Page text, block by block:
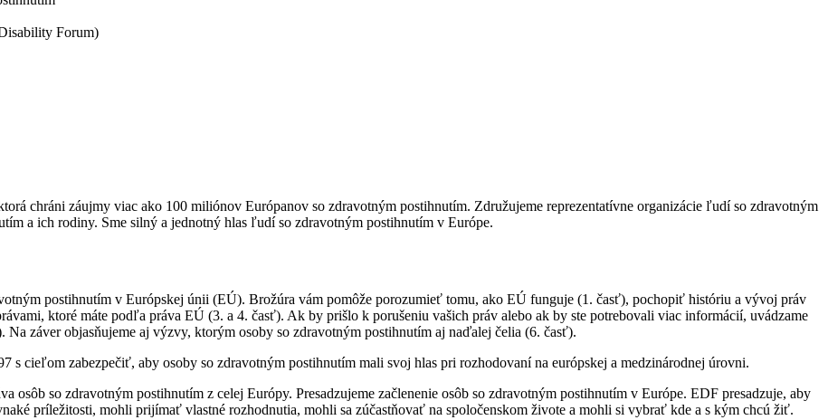
Forum)
chráni záujmy viac ako 100 miliónov Európanov so zdravotným postihnutím. Združujeme reprezentatívne organizácie ľudí so zdravotným
a ich rodiny. Sme silný a jednotný hlas ľudí so zdravotným postihnutím v Európe.
postihnutím v Európskej únii (EÚ). Brožúra vám pomôže porozumieť tomu, ako EÚ funguje (1. časť), pochopiť históriu a vývoj práv
ktoré máte podľa práva EÚ (3. a 4. časť). Ak by prišlo k porušeniu vašich práv alebo ak by ste potrebovali viac informácií, uvádzame
Na záver objasňujeme aj výzvy, ktorým osoby so zdravotným postihnutím aj naďalej čelia (6. časť).
cieľom zabezpečiť, aby osoby so zdravotným postihnutím mali svoj hlas pri rozhodovaní na európskej a medzinárodnej úrovni.
osôb so zdravotným postihnutím z celej Európy. Presadzujeme začlenenie osôb so zdravotným postihnutím v Európe. EDF presadzuje, aby
príležitosti, mohli prijímať vlastné rozhodnutia, mohli sa zúčastňovať na spoločenskom živote a mohli si vybrať kde a s kým chcú žiť.